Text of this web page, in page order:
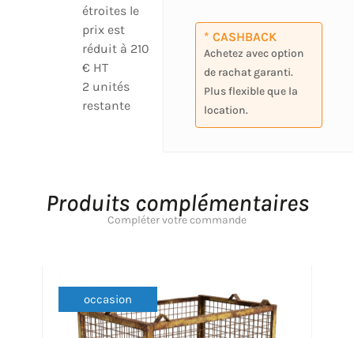
étroites le
prix est
réduit à 210
€ HT
2 unités
restante
* CASHBACK
Achetez avec option
de rachat garanti.
Plus flexible que la
location.
Produits complémentaires
Compléter votre commande
occasion